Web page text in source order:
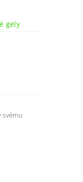
gely
svému